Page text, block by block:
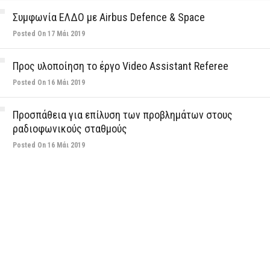
Συμφωνία ΕΛΔΟ με Airbus Defence & Space
Posted On 17 Μάι 2019
Προς υλοποίηση το έργο Video Assistant Referee
Posted On 16 Μάι 2019
Προσπάθεια για επίλυση των προβλημάτων στους
ραδιοφωνικούς σταθμούς
Posted On 16 Μάι 2019